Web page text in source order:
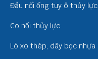
Đầu nối ống tuy ô thủy lực
Co nối thủy lực
Lò xo thép, dây bọc nhựa